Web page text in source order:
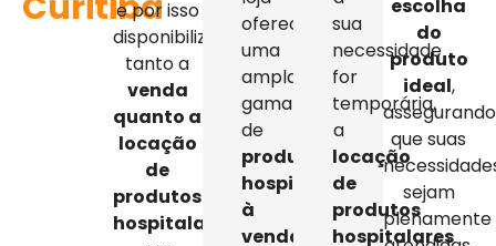
e por isso
disponibilizamos
tanto a
venda
quanto a
locação
de
produtos
hospitalares
oferece
uma
ampla
gama
de
produtos
hospitalares
à
venda
sua
necessidade
for
temporária,
a
locação
de
produtos
hospitalares
escolha
do
produto
ideal,
assegurando
que suas
sejam
plenamente